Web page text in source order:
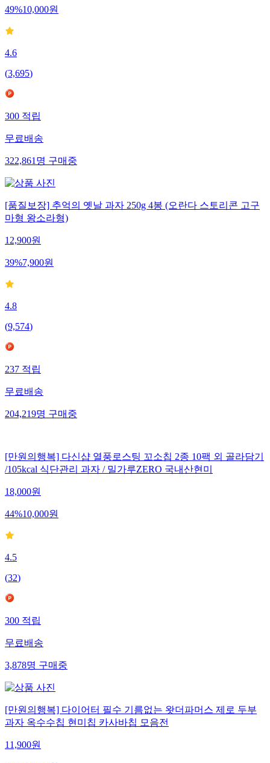
49%10,000원
4.6
(3,695)
300적립
무료배송
322,861명구매중
[품질보장] 추억의 옛날 과자 250g 4봉 (오란다 스토리콘 고구
마형 왕소라형)
12,900원
39%7,900원
4.8
(9,574)
237적립
무료배송
204,219명구매중
[만원의행복] 다신샵 열풍로스팅 꼬소칩 2종 10팩 외 골라담기
/105kcal 식단관리 과자 / 밀가루ZERO 국내산현미
18,000원
44%10,000원
4.5
(32)
300적립
무료배송
3,878명구매중
[만원의행복] 다이어터 필수 기름없는 왓더파머스 제로 두부
과자 옥수수칩 현미칩 카사바칩 모음전
11,900원